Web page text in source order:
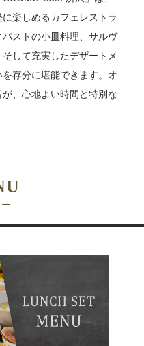
楽しめるカフェレストラ
ストの小皿料理、サルヴ
して充実したデザートメ
存分に堪能できます。オ
、心地よい時間と特別な